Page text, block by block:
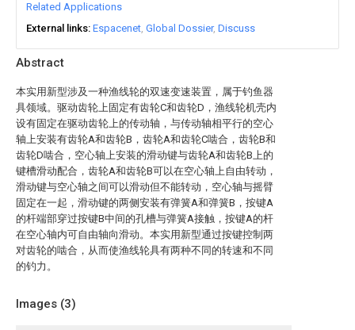
Abstract
本实用新型涉及一种渔线轮的双速变速装置，属于钓鱼器
具领域。驱动齿轮上固定有齿轮C和齿轮D，渔线轮机壳内
设有固定在驱动齿轮上的传动轴，与传动轴相平行的空心
轴上安装有齿轮A和齿轮B，齿轮A和齿轮C啮合，齿轮B和
齿轮D啮合，空心轴上安装的滑动键与齿轮A和齿轮B上的
键槽滑动配合，齿轮A和齿轮B可以在空心轴上自由转动，
滑动键与空心轴之间可以滑动但不能转动，空心轴与摇臂
固定在一起，滑动键的两侧安装有弹簧A和弹簧B，按键A
的杆端部穿过按键B中间的孔槽与弹簧A接触，按键A的杆
在空心轴内可自由轴向滑动。本实用新型通过按键控制两
对齿轮的啮合，从而使渔线轮具有两种不同的转速和不同
的钓力。
Images (3)
Related Applications
External links Espacenet Global Dossier Discuss